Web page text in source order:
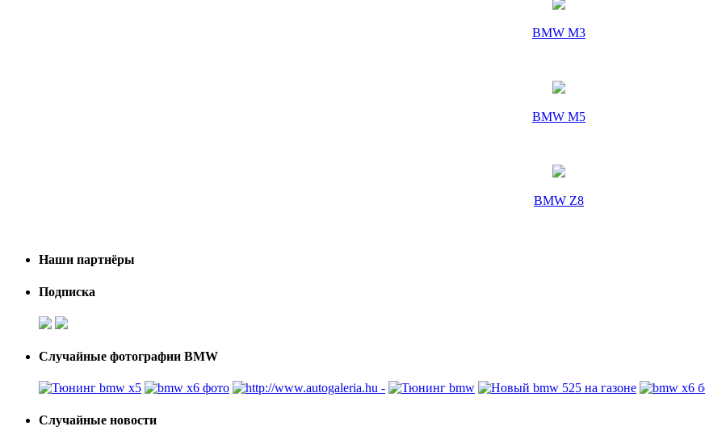
BMW M3
BMW M5
BMW Z8
Наши партнёры
Подписка
Случайные фотографии BMW
Случайные новости